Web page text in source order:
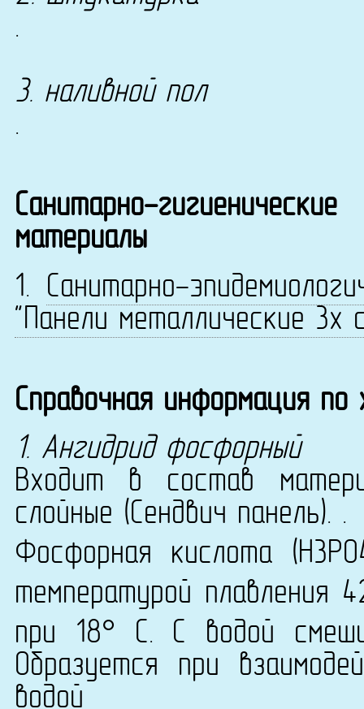
.
3. наливной пол
.
Санитарно-
материалы
1. Санитарно-
"Панели металлические 3х
Справочная информация
1. Ангидрид фосфорный
Входит в состав
слойные (Сендвич панель). .
Фосфорная кислота
температурой плавления
при 18° С. С водой
Образуется при
водой